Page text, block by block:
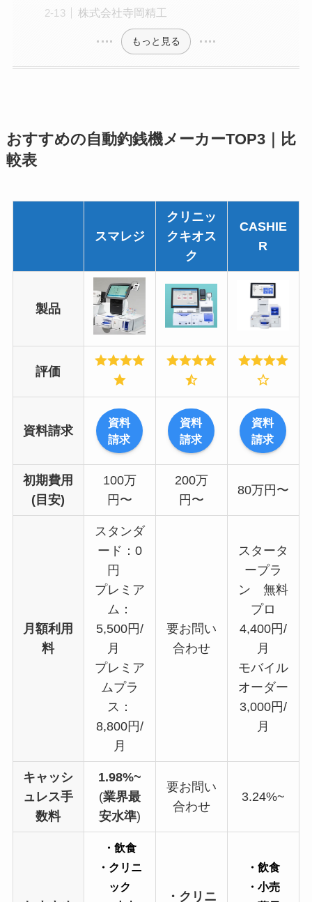
株式会社寺岡精工
もっと見る
おすすめの自動釣銭機メーカーTOP3｜比
較表
スマレジ
クリニッ
クキオス
ク
CASHIE
R
製品
評価
資料請求
資料
請求
資料
請求
資料
請求
初期費用
(目安)
100万
円〜
200万
円〜
80万円〜
月額利用
料
スタンダ
ード：0
円
プレミア
ム：
5,500円/
月
プレミア
ムプラ
ス：
8,800円/
月
要お問い
合わせ
スタータ
ープラ
ン 無料
プロ
4,400円/
月
モバイル
オーダー
3,000円/
月
キャッシ
ュレス手
数料
1.98%~
(業界最
安水準)
要お問い
合わせ
3.24%~
・飲食
・クリニ
ック
・クリニ
・飲食
・小売